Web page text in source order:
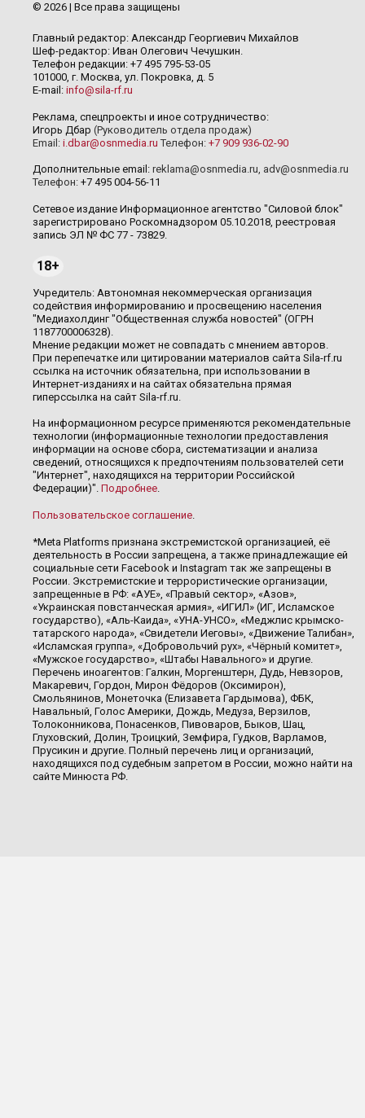
© 2026 | Все права защищены
Главный редактор: Александр Георгиевич Михайлов
Шеф-редактор: Иван Олегович Чечушкин.
Телефон редакции: +7 495 795-53-05
101000, г. Москва, ул. Покровка, д. 5
E-mail: info@sila-rf.ru
Реклама, спецпроекты и иное сотрудничество:
Игорь Дбар (Руководитель отдела продаж)
Email: i.dbar@osnmedia.ru Телефон: +7 909 936-02-90
Дополнительные email: reklama@osnmedia.ru, adv@osnmedia.ru
Телефон: +7 495 004-56-11
Сетевое издание Информационное агентство "Силовой блок"
зарегистрировано Роскомнадзором 05.10.2018, реестровая
запись ЭЛ № ФС 77 - 73829.
18+
Учредитель: Автономная некоммерческая организация
содействия информированию и просвещению населения
"Медиахолдинг "Общественная служба новостей" (ОГРН
1187700006328).
Мнение редакции может не совпадать с мнением авторов.
При перепечатке или цитировании материалов сайта Sila-rf.ru
ссылка на источник обязательна, при использовании в
Интернет-изданиях и на сайтах обязательна прямая
гиперссылка на сайт Sila-rf.ru.
На информационном ресурсе применяются рекомендательные
технологии (информационные технологии предоставления
информации на основе сбора, систематизации и анализа
сведений, относящихся к предпочтениям пользователей сети
"Интернет", находящихся на территории Российской
Федерации)". Подробнее.
Пользовательское соглашение.
*Meta Platforms признана экстремистской организацией, её
деятельность в России запрещена, а также принадлежащие ей
социальные сети Facebook и Instagram так же запрещены в
России. Экстремистские и террористические организации,
запрещенные в РФ: «АУЕ», «Правый сектор», «Азов»,
«Украинская повстанческая армия», «ИГИЛ» (ИГ, Исламское
государство), «Аль-Каида», «УНА-УНСО», «Меджлис крымско-
татарского народа», «Свидетели Иеговы», «Движение Талибан»,
«Исламская группа», «Добровольчий рух», «Чёрный комитет»,
«Мужское государство», «Штабы Навального» и другие.
Перечень иноагентов: Галкин, Моргенштерн, Дудь, Невзоров,
Макаревич, Гордон, Мирон Фёдоров (Оксимирон),
Смольянинов, Монеточка (Елизавета Гардымова), ФБК,
Навальный, Голос Америки, Дождь, Медуза, Верзилов,
Толоконникова, Понасенков, Пивоваров, Быков, Шац,
Глуховский, Долин, Троицкий, Земфира, Гудков, Варламов,
Прусикин и другие. Полный перечень лиц и организаций,
находящихся под судебным запретом в России, можно найти на
сайте Минюста РФ.